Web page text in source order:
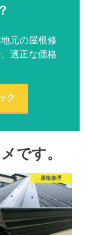
元の屋根修
適正な価格
ク
です。
屋根修理